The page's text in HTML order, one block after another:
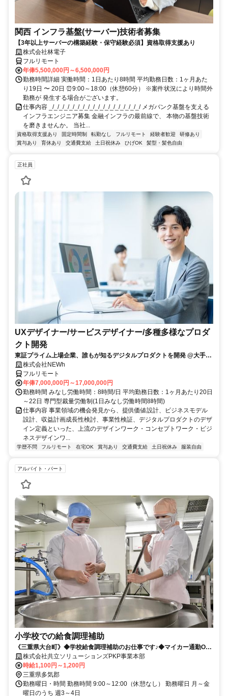
関西 インフラ基盤(サーバー)技術者募集
【3年以上サーバーの構築経験・保守経験必須】資格取得支援あり
株式会社林電子
フルリモート
年俸5,500,000円～6,500,000円
勤務時間詳細 実働時間：1日あたり8時間 平均勤務日数：1ヶ月あた
り19日 〜 20日 ⏰9:00～18:00（休憩60分） ※案件状況により時間外
勤務が 発生する場合がございます。
仕事内容 _/_/_/_/_/_/_/_/_/_/_/_/_/_/_/_/_/_/ メガバンク基盤を支える
インフラエンジニア募集 金融インフラの最前線で、 本物の基盤技術
を磨きませんか。 当社...
資格取得支援あり 固定時間制 転勤なし フルリモート 経験者歓迎
研修あり
賞与あり
育休あり 交通費支給 土日祝休み ひげOK 髪型・髪色自由
正社員
UXデザイナー/サービスデザイナー/多種多様なプロダ
クト開発
東証プライム上場企業、誰もが知るデジタルプロダクトを開発 @大手町
駅 株式会社NEWh
フルリモート
年俸7,000,000円～17,000,000円
勤務時間 みなし労働時間：8時間/日 平均勤務日数：1ヶ月あたり20日
～22日 専門型裁量労働制(1日みなし労働時間8時間)
仕事内容 事業領域の機会発見から、提供価値設計、ビジネスモデル
設計、収益計画成長性検討、事業性検証、デジタルプロダクトのデザ
イン定義といった、上流のデザインワーク・コンセプトワーク・ビジ
ネスデザインワ...
学歴不問 フルリモート 在宅OK 賞与あり 交通費支給 土日祝休み 服装自由
アルバイト・パート
小学校での給食調理補助
《三重県大台町》◆学校給食調理補助のお仕事です♪◆マイカー通勤OK
でラクラク♪
株式会社共立ソリューションズPKP事業本部
時給1,100円～1,200円
三重県多気郡
勤務曜日・時間 勤務時間 9:00～12:00（休憩なし） 勤務曜日 月～金
曜日のうち 週3～4日